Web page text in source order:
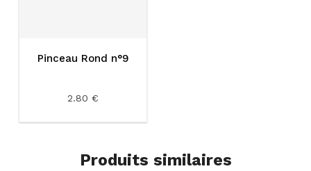
Pinceau Rond n°9
2.80 €
Produits similaires